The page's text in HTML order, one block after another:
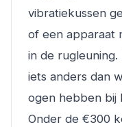
vibratiekussen
of een apparaat
in de rugleuning.
iets anders dan
ogen hebben bij
Onder de €300